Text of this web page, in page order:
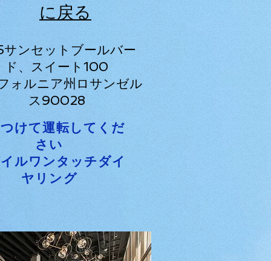
サンセットブールバー
ド、スイート100
ォルニア州ロサンゼル
ス90028
に戻る
けて運転してくだ
さい
ルワンタッチダイ
ヤリング